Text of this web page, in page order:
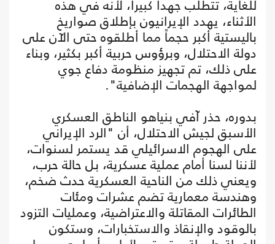
للغاية، تتطلب جهدا كبيرا، لأنه في هذه
الأثناء، يهدد الإيرانيون بإطلاق صواريخ
باليستية أكبر حجماً مما أطلقوه حتى الآن على
دولة الاحتلال، وبرؤوس حربية أكبر بكثير، وبناء
على ذلك، تم تجهيز منظومة دفاع جوي
لمواجهة الهجمات الإضافية".
بدوره، حذر آفي بنياهو الناطق العسكري
الأسبق لجيش الاحتلال، أن "الرد الإيراني
على الهجوم الاسرائيلي قد يستمر لسنوات،
لأننا لسنا أمام عملية عسكرية، بل حالة حرب،
ويعني ذلك من الناحية العسكرية حدث ضخم،
وهندسة معمارية تضم عشرات ومئات
الطائرات المقاتلة والاعتراضية، وعمليات التزود
بالوقود والإنقاذ والاستخبارات، وستكون